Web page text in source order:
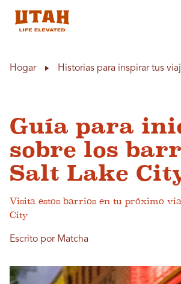
Hogar Historias para inspirar tus
Guía para
sobre los
Salt Lake
Visita estos barrios en tu próximo
City
Escrito por Matcha